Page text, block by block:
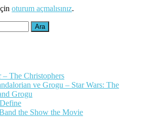
oturum açmalısınız.
– The Christophers
ve Grogu – Star Wars: The
Grogu
the Show the Movie